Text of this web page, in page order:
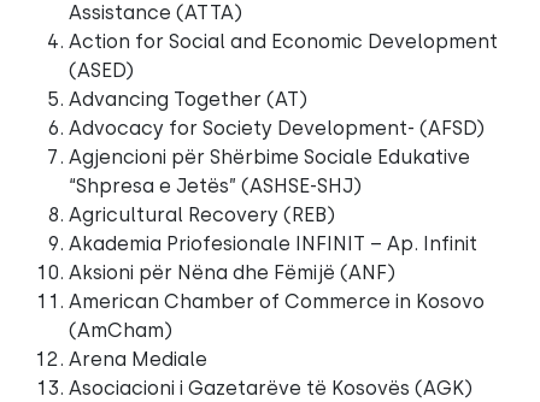
Assistance (ATTA)
Action for Social and Economic Development
(ASED)
Advancing Together (AT)
Advocacy for Society Development- (AFSD)
Agjencioni për Shërbime Sociale Edukative
“Shpresa e Jetës” (ASHSE-SHJ)
Agricultural Recovery (REB)
Akademia Priofesionale INFINIT – Ap. Infinit
Aksioni për Nëna dhe Fëmijë (ANF)
American Chamber of Commerce in Kosovo
(AmCham)
Arena Mediale
Asociacioni i Gazetarëve të Kosovës (AGK)